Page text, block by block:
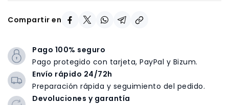
Compartir en
Pago 100% seguro
Pago protegido con tarjeta, PayPal y Bizum.
Envío rápido 24/72h
Preparación rápida y seguimiento del pedido.
Devoluciones y garantía